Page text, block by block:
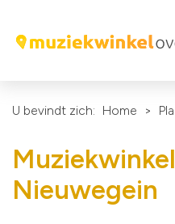
U bevindt zich: Home >
Nieuwegein